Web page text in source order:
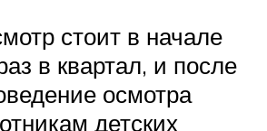
стоит в начале
в квартал, и после
осмотра
детских